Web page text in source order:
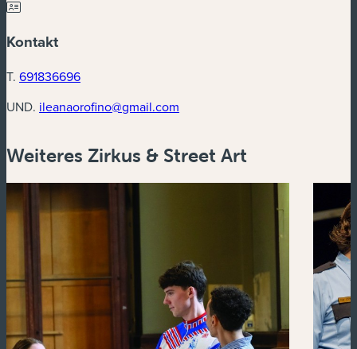
Kontakt
T. 691836696
UND. ileanaorofino@gmail.com
Weiteres Zirkus & Street Art